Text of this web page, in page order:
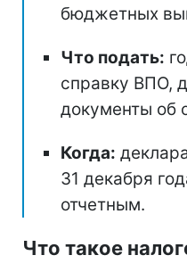
бюджетных
Что подать:
справку ВПО,
документы об
Когда:
31 декабря
отчетным.
Что такое